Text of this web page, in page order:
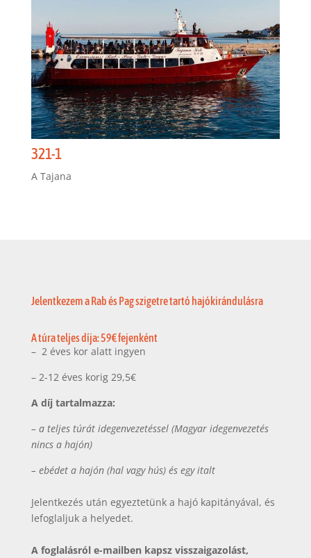
321-1
A Tajana
Jelentkezem a Rab és Pag szigetre tartó hajókirándulásra
A túra teljes díja: 59€ fejenként
– 2 éves kor alatt ingyen
– 2-12 éves korig 29,5€
A díj tartalmazza:
– a teljes túrát idegenvezetéssel (Magyar idegenvezetés
nincs a hajón)
– ebédet a hajón (hal vagy hús) és egy italt
Jelentkezés után egyeztetünk a hajó kapitányával, és
lefoglaljuk a helyedet.
A foglalásról e-mailben kapsz visszaigazolást,